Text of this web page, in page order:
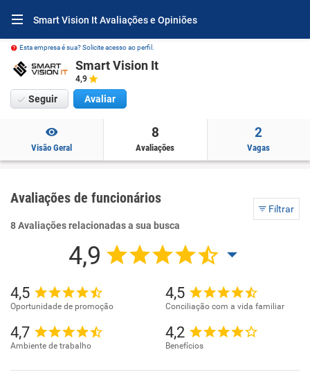
Smart Vision It Avaliações e Opiniões
Esta empresa é sua? Solicite acesso ao perfil.
Smart Vision It
4,9
Seguir Avaliar
Visão Geral
8
Avaliações
2
Vagas
Avaliações de funcionários
Filtrar
8 Avaliações relacionadas a sua busca
4,9
4,5
Oportunidade de promoção
4,5
Conciliação com a vida familiar
4,7
Ambiente de trabalho
4,2
Benefícios